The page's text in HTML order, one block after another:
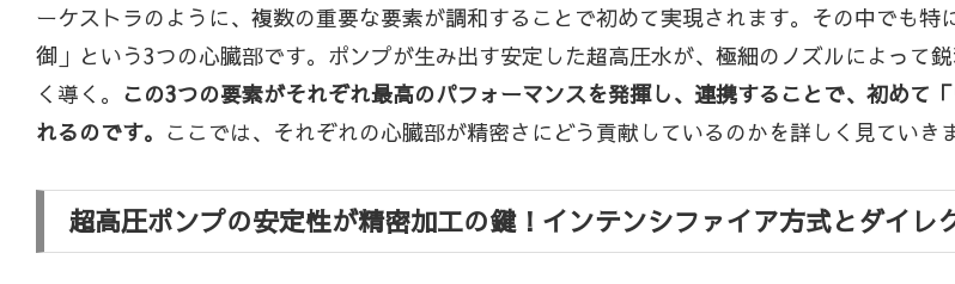
ーケストラのように、複数の重要な要素が調和することで初めて実現されます。その中でも
御」という3つの心臓部です。ポンプが生み出す安定した超高圧水が、極細のノズルによって
く導く。 この3つの要素がそれぞれ最高のパフォーマンスを発揮し、連携することで、初めて
れるのです。 ここでは、それぞれの心臓部が精密さにどう貢献しているのかを詳しく見ていき
超高圧ポンプの安定性が精密加工の鍵！インテンシファイア方式とダイレ